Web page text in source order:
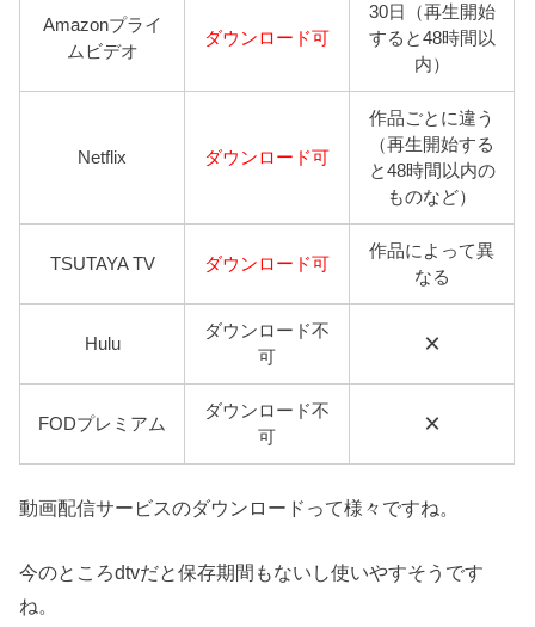
Amazonプライ
ムビデオ
ダウンロード可
30日（再生開始
すると48時間以
内）
Netflix ダウンロード可
作品ごとに違う
（再生開始する
と48時間以内の
ものなど）
TSUTAYA TV ダウンロード可
作品によって異
なる
Hulu
ダウンロード不
可
×
FODプレミアム
ダウンロード不
可
×
動画配信サービスのダウンロードって様々ですね。
今のところdtvだと保存期間もないし使いやすそうです
ね。